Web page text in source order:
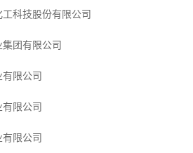
科技股份有限公司
团有限公司
限公司
限公司
限公司